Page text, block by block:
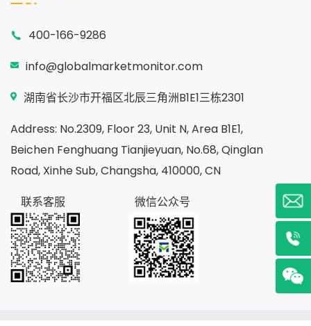
400-166-9286
info@globalmarketmonitor.com
湖南省长沙市开福区北辰三角洲B1E1三栋2301
Address: No.2309, Floor 23, Unit N, Area B1E1,
Beichen Fenghuang Tianjieyuan, No.68, Qinglan
Road, Xinhe Sub, Changsha, 410000, CN
联系客服
微信公众号